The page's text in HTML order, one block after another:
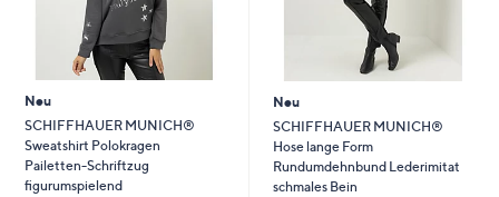
Neu
SCHIFFHAUER MUNICH®
Sweatshirt Polokragen
Pailetten-Schriftzug
figurumspielend
Neu
SCHIFFHAUER MUNICH®
Hose lange Form
Rundumdehnbund Lederimitat
schmales Bein